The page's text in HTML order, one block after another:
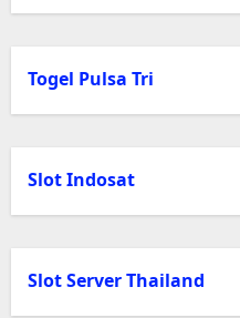
Togel Pulsa Tri
Slot Indosat
Slot Server Thailand